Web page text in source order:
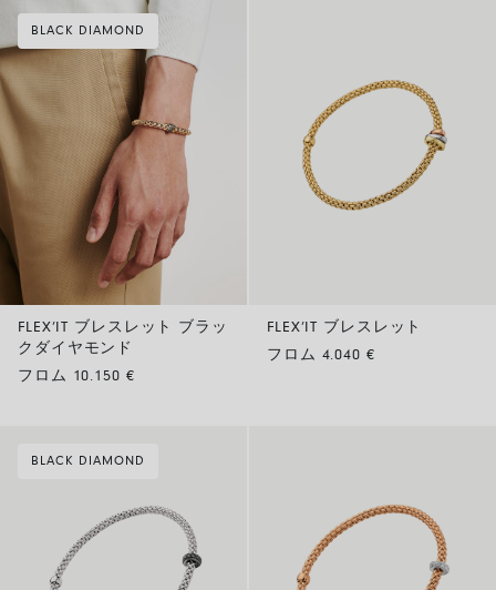
BLACK DIAMOND
FLEX’IT ブレスレット ブラッ
クダイヤモンド
フロム 10.150 €
FLEX’IT ブレスレット
フロム 4.040 €
BLACK DIAMOND